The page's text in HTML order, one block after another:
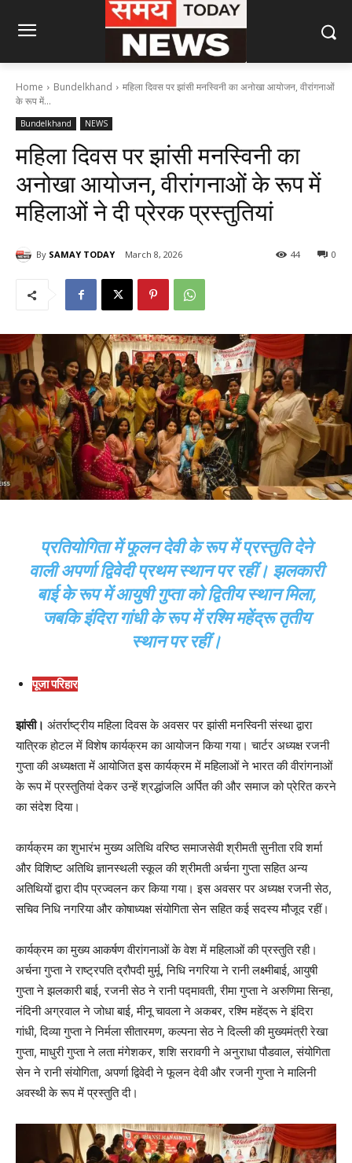
Home Bundelkhand
महिला दिवस पर झांसी मनस्विनी का अनोखा आयोजन, वीरांगनाओं
के रूप में...
Bundelkhand NEWS
महिला दिवस पर झांसी मनस्विनी का
अनोखा आयोजन, वीरांगनाओं के रूप में
महिलाओं ने दी प्रेरक प्रस्तुतियां
By SAMAY TODAY March 8, 2026 0
44
प्रतियोगिता में फूलन देवी के रूप में प्रस्तुति देने
वाली अपर्णा द्विवेदी प्रथम स्थान पर रहीं। झलकारी
बाई के रूप में आयुषी गुप्ता को द्वितीय स्थान मिला,
जबकि इंदिरा गांधी के रूप में रश्मि महेंद्रू तृतीय
स्थान पर रहीं।
पूजा परिहार
झांसी। अंतर्राष्ट्रीय महिला दिवस के अवसर पर झांसी मनस्विनी संस्था द्वारा
यात्रिक होटल में विशेष कार्यक्रम का आयोजन किया गया। चार्टर अध्यक्ष रजनी
गुप्ता की अध्यक्षता में आयोजित इस कार्यक्रम में महिलाओं ने भारत की वीरांगनाओं
के रूप में प्रस्तुतियां देकर उन्हें श्रद्धांजलि अर्पित की और समाज को प्रेरित करने
का संदेश दिया।
कार्यक्रम का शुभारंभ मुख्य अतिथि वरिष्ठ समाजसेवी श्रीमती सुनीता रवि शर्मा
और विशिष्ट अतिथि ज्ञानस्थली स्कूल की श्रीमती अर्चना गुप्ता सहित अन्य
अतिथियों द्वारा दीप प्रज्वलन कर किया गया। इस अवसर पर अध्यक्ष रजनी सेठ,
सचिव निधि नगरिया और कोषाध्यक्ष संयोगिता सेन सहित कई सदस्य मौजूद रहीं।
कार्यक्रम का मुख्य आकर्षण वीरांगनाओं के वेश में महिलाओं की प्रस्तुति रही।
अर्चना गुप्ता ने राष्ट्रपति द्रौपदी मुर्मू, निधि नगरिया ने रानी लक्ष्मीबाई, आयुषी
गुप्ता ने झलकारी बाई, रजनी सेठ ने रानी पद्मावती, रीमा गुप्ता ने अरुणिमा सिन्हा,
नंदिनी अग्रवाल ने जोधा बाई, मीनू चावला ने अकबर, रश्मि महेंद्रू ने इंदिरा
गांधी, दिव्या गुप्ता ने निर्मला सीतारमण, कल्पना सेठ ने दिल्ली की मुख्यमंत्री रेखा
गुप्ता, माधुरी गुप्ता ने लता मंगेशकर, शशि सरावगी ने अनुराधा पौडवाल, संयोगिता
सेन ने रानी संयोगिता, अपर्णा द्विवेदी ने फूलन देवी और रजनी गुप्ता ने मालिनी
अवस्थी के रूप में प्रस्तुति दी।